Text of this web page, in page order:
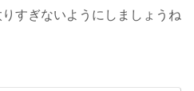
すぎないようにしましょうね